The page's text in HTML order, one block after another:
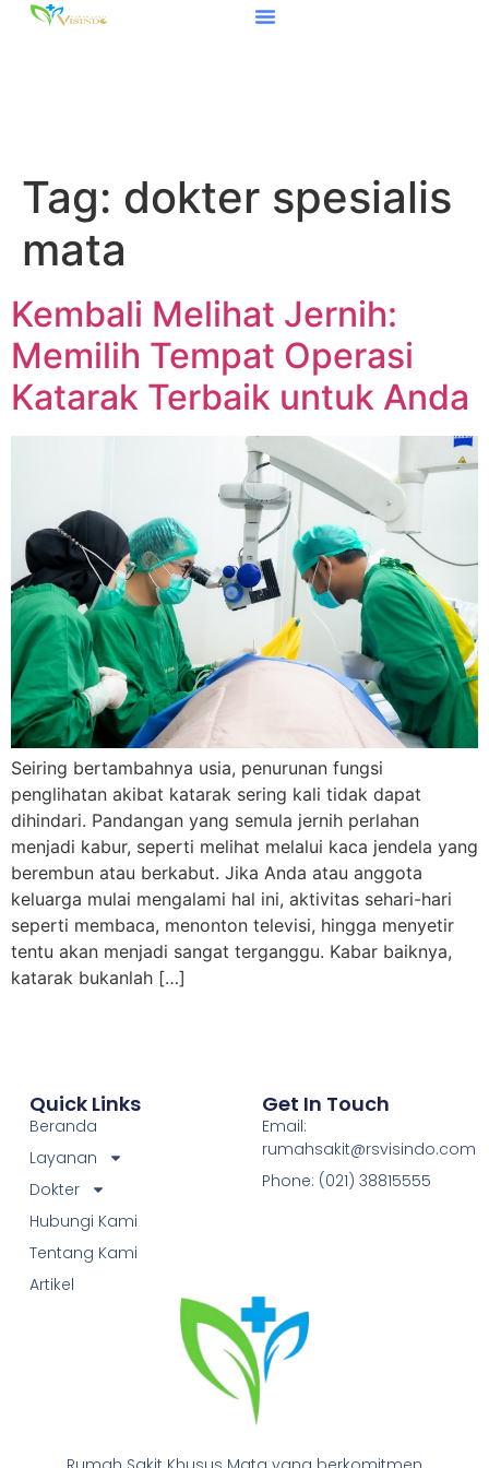
Tag: dokter spesialis
mata
Kembali Melihat Jernih:
Memilih Tempat Operasi
Katarak Terbaik untuk Anda
Seiring bertambahnya usia, penurunan fungsi
penglihatan akibat katarak sering kali tidak dapat
dihindari. Pandangan yang semula jernih perlahan
menjadi kabur, seperti melihat melalui kaca jendela yang
berembun atau berkabut. Jika Anda atau anggota
keluarga mulai mengalami hal ini, aktivitas sehari-hari
seperti membaca, menonton televisi, hingga menyetir
tentu akan menjadi sangat terganggu. Kabar baiknya,
katarak bukanlah […]
Quick Links
Beranda
Layanan
Dokter
Hubungi Kami
Tentang Kami
Artikel
Get In Touch
Email:
rumahsakit@rsvisindo.com
Phone: (021) 38815555